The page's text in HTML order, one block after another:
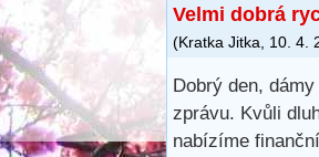
Velmi dobrá
(Kratka Jitka, 10. 4.
Dobrý den,
zprávu. Kvůli
nabízíme